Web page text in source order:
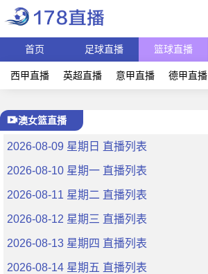
首页 足球直播 篮球直播
西甲直播 英超直播 意甲直播 德甲直播
澳女篮直播
2026-08-09 星期日 直播列表
2026-08-10 星期一 直播列表
2026-08-11 星期二 直播列表
2026-08-12 星期三 直播列表
2026-08-13 星期四 直播列表
2026-08-14 星期五 直播列表